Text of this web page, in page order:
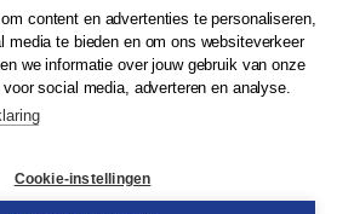
uitgevers
content en advertenties te personaliseren,
media te bieden en om ons websiteverkeer
we informatie over jouw gebruik van onze
social media, adverteren en analyse.
Cookie-instellingen